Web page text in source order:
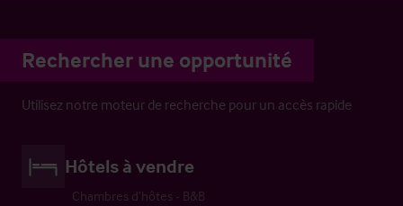
Rechercher une opportunité
Utilisez notre moteur de recherche pour un accès rapide
Hôtels à vendre
Chambres d’hôtes - B&B